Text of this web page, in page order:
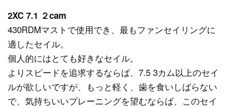
2XC 7.1 ２cam
430RDMマストで使用でき、最もファンセイリングに
適したセイル。
個人的にはとても好きなセイル。
よりスピードを追求するならば、7.5 3カム以上のセイ
ルが欲しいですが、もっと軽く、歯を食いしばらない
で、気持ちいいプレーニングを望むならば、このセイ